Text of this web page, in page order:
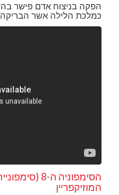
הפקה בניצוח אדם פישר
כמלכת הלילה אשר
הסימפוניה
המוזיקפריין